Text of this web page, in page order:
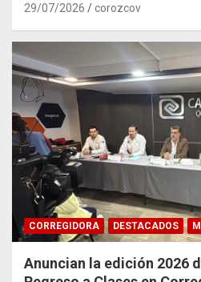
29/07/2026 corozcov
CORREGIDORA DESTACADOS
Anuncian la edición 2026